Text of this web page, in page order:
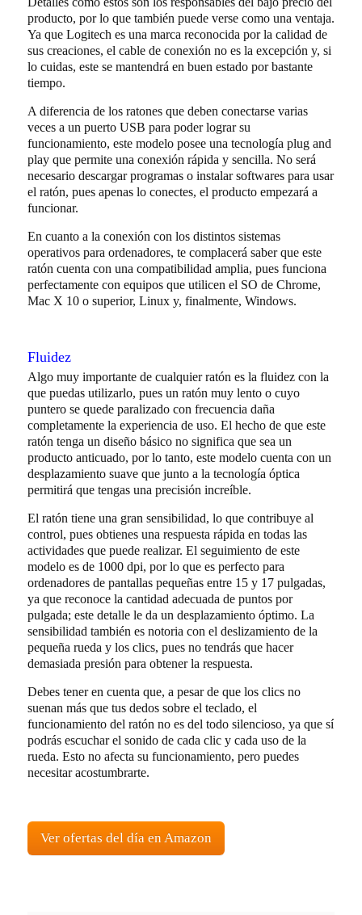
producto, por lo que también puede verse como una ventaja.
Ya que Logitech es una marca reconocida por la calidad de
sus creaciones, el cable de conexión no es la excepción y, si
lo cuidas, este se mantendrá en buen estado por bastante
tiempo.
A diferencia de los ratones que deben conectarse varias
veces a un puerto USB para poder lograr su
funcionamiento, este modelo posee una tecnología plug and
play que permite una conexión rápida y sencilla. No será
necesario descargar programas o instalar softwares para usar
el ratón, pues apenas lo conectes, el producto empezará a
funcionar.
En cuanto a la conexión con los distintos sistemas
operativos para ordenadores, te complacerá saber que este
ratón cuenta con una compatibilidad amplia, pues funciona
perfectamente con equipos que utilicen el SO de Chrome,
Mac X 10 o superior, Linux y, finalmente, Windows.
Fluidez
Algo muy importante de cualquier ratón es la fluidez con la
que puedas utilizarlo, pues un ratón muy lento o cuyo
puntero se quede paralizado con frecuencia daña
completamente la experiencia de uso. El hecho de que este
ratón tenga un diseño básico no significa que sea un
producto anticuado, por lo tanto, este modelo cuenta con un
desplazamiento suave que junto a la tecnología óptica
permitirá que tengas una precisión increíble.
El ratón tiene una gran sensibilidad, lo que contribuye al
control, pues obtienes una respuesta rápida en todas las
actividades que puede realizar. El seguimiento de este
modelo es de 1000 dpi, por lo que es perfecto para
ordenadores de pantallas pequeñas entre 15 y 17 pulgadas,
ya que reconoce la cantidad adecuada de puntos por
pulgada; este detalle le da un desplazamiento óptimo. La
sensibilidad también es notoria con el deslizamiento de la
pequeña rueda y los clics, pues no tendrás que hacer
demasiada presión para obtener la respuesta.
Debes tener en cuenta que, a pesar de que los clics no
suenan más que tus dedos sobre el teclado, el
funcionamiento del ratón no es del todo silencioso, ya que sí
podrás escuchar el sonido de cada clic y cada uso de la
rueda. Esto no afecta su funcionamiento, pero puedes
necesitar acostumbrarte.
Ver ofertas del día en Amazon